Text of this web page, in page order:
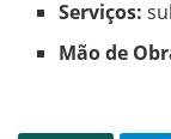
Serviços:
Mão de